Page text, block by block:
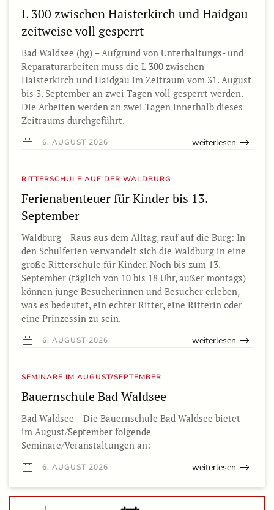
L 300 zwischen Haisterkirch und Haidgau
zeitweise voll gesperrt
Bad Waldsee (bg) – Aufgrund von Unterhaltungs- und
Reparaturarbeiten muss die L 300 zwischen
Haisterkirch und Haidgau im Zeitraum vom 31. August
bis 3. September an zwei Tagen voll gesperrt werden.
Die Arbeiten werden an zwei Tagen innerhalb dieses
Zeitraums durchgeführt.
6. AUGUST 2026 weiterlesen
RITTERSCHULE AUF DER WALDBURG
Ferienabenteuer für Kinder bis 13.
September
Waldburg – Raus aus dem Alltag, rauf auf die Burg: In
den Schulferien verwandelt sich die Waldburg in eine
große Ritterschule für Kinder. Noch bis zum 13.
September (täglich von 10 bis 18 Uhr, außer montags)
können junge Besucherinnen und Besucher erleben,
was es bedeutet, ein echter Ritter, eine Ritterin oder
eine Prinzessin zu sein.
6. AUGUST 2026 weiterlesen
SEMINARE IM AUGUST/SEPTEMBER
Bauernschule Bad Waldsee
Bad Waldsee – Die Bauernschule Bad Waldsee bietet
im August/September folgende
Seminare/Veranstaltungen an:
6. AUGUST 2026 weiterlesen